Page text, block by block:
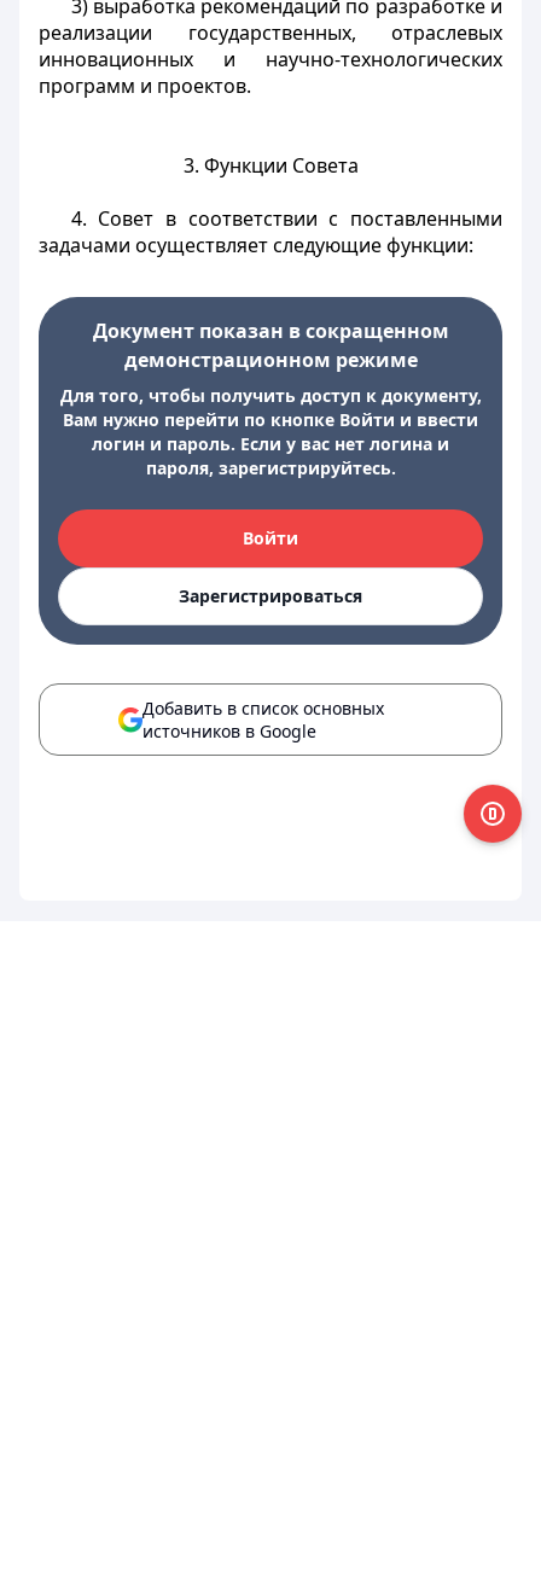
3) выработка рекомендаций по разработке и
реализации государственных, отраслевых
инновационных и научно-технологических
программ и проектов.
3. Функции Совета
4. Совет в соответствии с поставленными
задачами осуществляет следующие функции:
Документ показан в сокращенном
демонстрационном режиме
Для того, чтобы получить доступ к документу,
Вам нужно перейти по кнопке Войти и ввести
логин и пароль. Если у вас нет логина и
пароля, зарегистрируйтесь.
Войти
Зарегистрироваться
Добавить в список основных
источников в Google